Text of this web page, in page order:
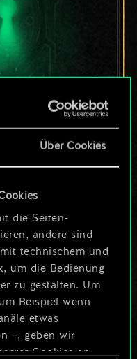
Über Cookies
die Seiten-
andere sind
technischem und
um die Bedienung
zu gestalten. Um
Beispiel wenn
etwas
–, geben wir
Cookies an
nur
Satz
so viel
kann!